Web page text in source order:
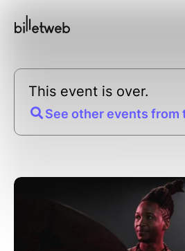
This event is over.
See other events from